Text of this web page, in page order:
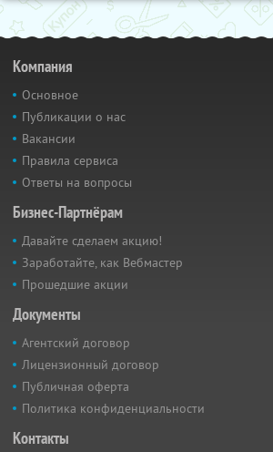
Компания
Основное
Публикации о нас
Вакансии
Правила сервиса
Ответы на вопросы
Бизнес-Партнёрам
Давайте сделаем акцию!
Заработайте, как Вебмастер
Прошедшие акции
Документы
Агентский договор
Лицензионный договор
Публичная оферта
Политика конфиденциальности
Контакты